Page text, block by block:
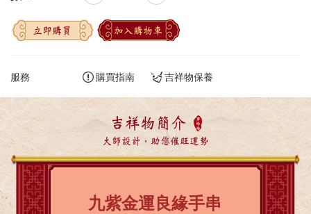
立即購買 加入購物車
服務 購買指南 吉祥物保養
吉祥物簡介
大師設計，助您催旺運勢
九紫金運良緣手串